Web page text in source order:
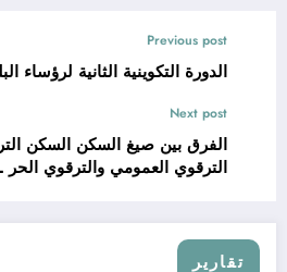
Previous post
الدورة التكوينية الثانية لرؤساء
Next post
الفرق
الترقوي العمومي والترقوي الحر LPA LPP LPL
تقارير